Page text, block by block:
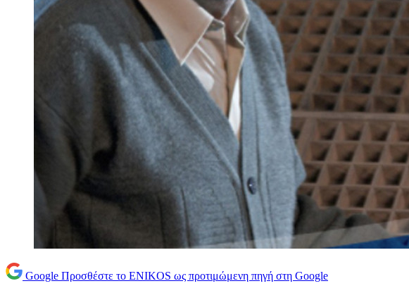
Google Προσθέστε το ENIKOS ως προτιμώμενη πηγή στη Google